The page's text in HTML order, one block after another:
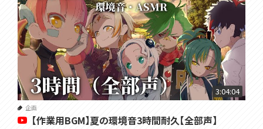
3:04:04
企画
【作業用BGM】夏の環境音3時間耐久【全部声】